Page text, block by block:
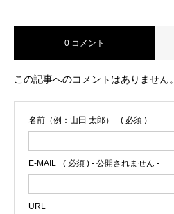
0 コメント
この記事へのコメントはありません。
名前（例：山田 太郎） ( 必須 )
E-MAIL ( 必須 ) - 公開されません -
URL